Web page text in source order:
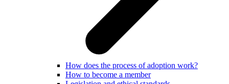
How does the process of adoption work?
How to become a member